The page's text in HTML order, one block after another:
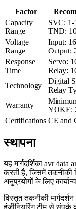
Factor
Capacity
Range
SVC:
TND:
Voltage
Range
Input:
Output:
Response
Time
Servo:
Relay:
Technology
Digital
Relay
Warranty
YOKE:
Certifications CE and
स्थापना
यह मार्गदर्शिका avr
करती है, जिसमें तकनीकी
अनुप्रयोगों के लिए
विस्तृत तकनीकी
इंजीनियरिंग टीम से संपर्क